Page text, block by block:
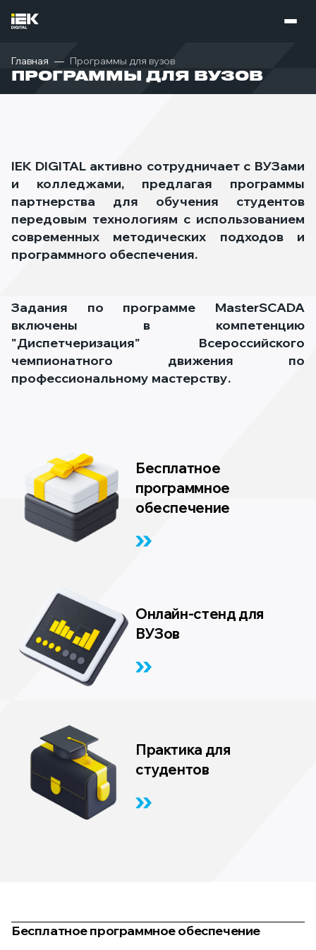
Главная Программы для вузов
ПРОГРАММЫ ДЛЯ ВУЗОВ
IEK DIGITAL активно сотрудничает с ВУЗами
и колледжами, предлагая программы
партнерства для обучения студентов
передовым технологиям с использованием
современных методических подходов и
программного обеспечения.
Задания по программе MasterSCADA
включены в компетенцию
"Диспетчеризация" Всероссийского
чемпионатного движения по
профессиональному мастерству.
Бесплатное
программное
обеспечение
Онлайн-стенд для
ВУЗов
Практика для
студентов
Бесплатное программное обеспечение